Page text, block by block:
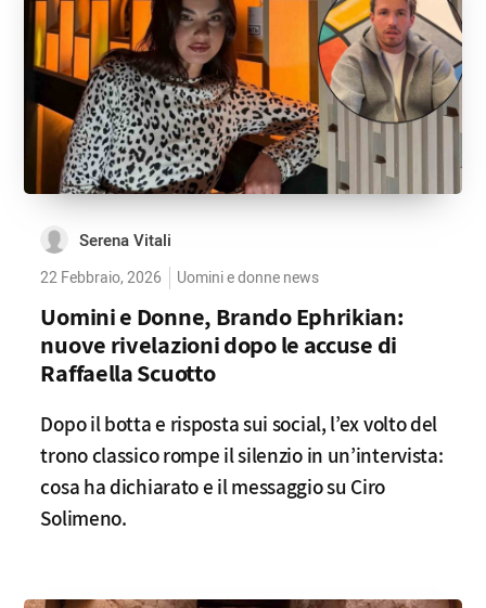
Serena Vitali
22 Febbraio, 2026 Uomini e donne news
Uomini e Donne, Brando Ephrikian:
nuove rivelazioni dopo le accuse di
Raffaella Scuotto
Dopo il botta e risposta sui social, l’ex volto del
trono classico rompe il silenzio in un’intervista:
cosa ha dichiarato e il messaggio su Ciro
Solimeno.